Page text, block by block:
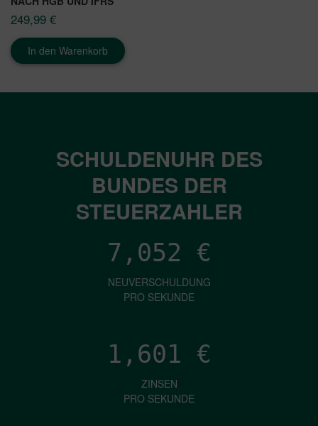
249,99 €
In den Warenkorb
SCHULDENUHR DES
BUNDES DER
STEUERZAHLER
7,052 €
NEUVERSCHULDUNG
PRO SEKUNDE
1,601 €
ZINSEN
PRO SEKUNDE